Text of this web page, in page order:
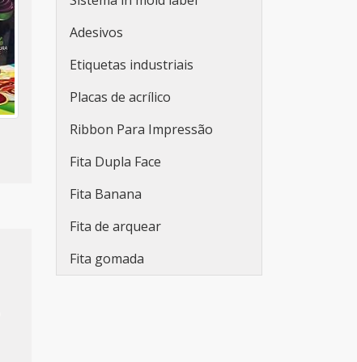
Rótulos plásticos adesivos
Rótulos adesivos e etiquetas
Rótulos adesivos para
Empresa fabricante de
rótulos
Fabricantes de rótulos
adesivos
Adesivos
Etiquetas industriais
Placas de acrílico
Ribbon Para Impressão
Fita Dupla Face
Fita Banana
Fita de arquear
Fita gomada